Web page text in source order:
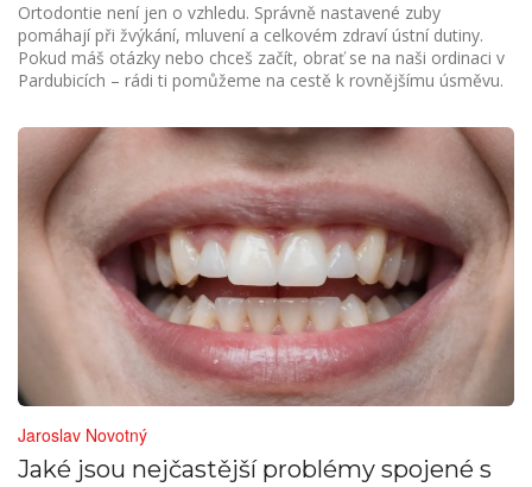
Ortodontie není jen o vzhledu. Správně nastavené zuby
pomáhají při žvýkání, mluvení a celkovém zdraví ústní dutiny.
Pokud máš otázky nebo chceš začít, obrať se na naši ordinaci v
Pardubicích – rádi ti pomůžeme na cestě k rovnějšímu úsměvu.
Jaroslav Novotný
Jaké jsou nejčastější problémy spojené s